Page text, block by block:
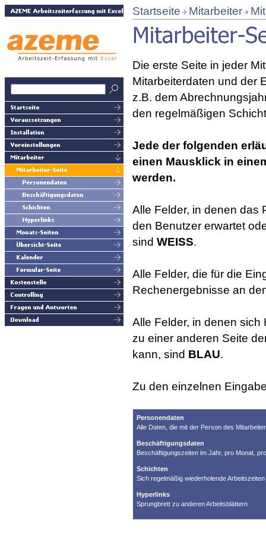
Startseite Mitarbeiter
Die erste Seite in jeder
Mitarbeiterdaten und der
z.B. dem
den regelmäßigen
Jede der folgenden
einen Mausklick in
werden.
Alle Felder, in denen das
den Benutzer erwartet
sind WEISS.
Alle Felder, die für die
Rechenergebnisse an
Alle Felder, in denen
zu einer anderen Seite
kann, sind BLAU.
Zu den einzelnen
Personendaten
Alle Daten, die mit der Person des
Beschäftigungsdaten
Beschäftigungszeiten im Jahr, pro Monat,
Schichten
Sich regelmäßig wiederholende Arbeitszeiten
Hyperlinks
Sprungbrett zu anderen Arbeitsblättern